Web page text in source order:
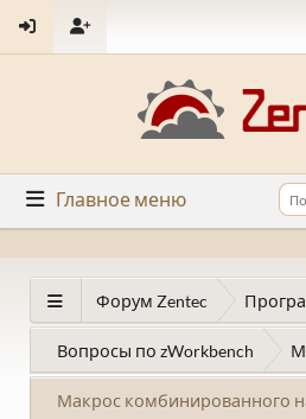
Главное меню
Форум Zentec
Вопросы по zWorkbench
Макрос комбинированного